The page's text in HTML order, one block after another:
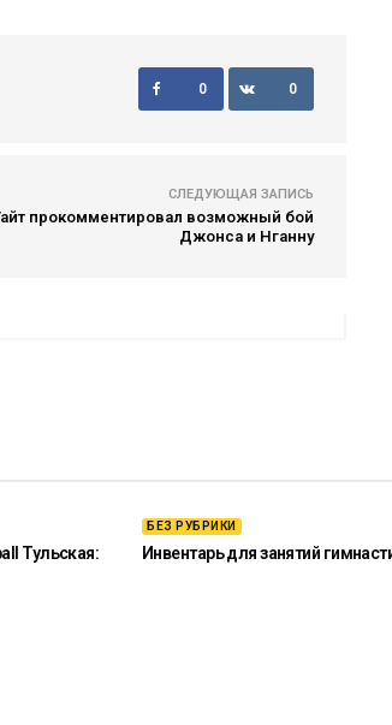
0 0
СЛЕДУЮЩАЯ ЗАПИСЬ
прокомментировал возможный бой
Джонса и Нганну
Тульская:
БЕЗ РУБРИКИ
Инвентарь для занятий